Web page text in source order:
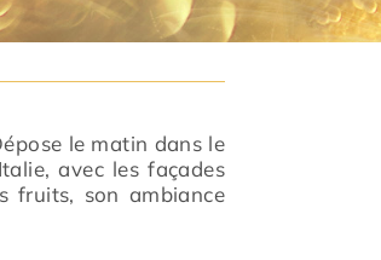
le matin dans le
avec les façades
fruits, son ambiance